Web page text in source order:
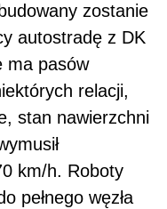
zostanie
autostradę z DK
ma pasów
relacji,
stan nawierzchni
km/h. Roboty
pełnego węzła